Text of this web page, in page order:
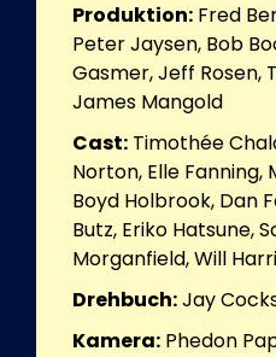
Produktion: Fred
Peter Jaysen, Bob
Gasmer, Jeff Rosen,
James Mangold
Cast: Timothée
Norton, Elle Fanning,
Boyd Holbrook, Dan
Butz, Eriko Hatsune,
Morganfield, Will
Drehbuch:Jay
Kamera: Phedon